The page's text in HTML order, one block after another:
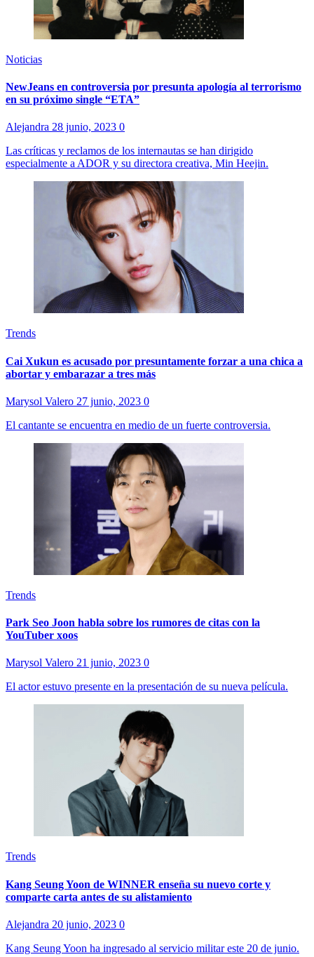
Noticias
NewJeans en controversia por presunta apología al terrorismo
en su próximo single “ETA”
Alejandra 28 junio, 2023 0
Las críticas y reclamos de los internautas se han dirigido
especialmente a ADOR y su directora creativa, Min Heejin.
Trends
Cai Xukun es acusado por presuntamente forzar a una chica a
abortar y embarazar a tres más
Marysol Valero 27 junio, 2023 0
El cantante se encuentra en medio de un fuerte controversia.
Trends
Park Seo Joon habla sobre los rumores de citas con la
YouTuber xoos
Marysol Valero 21 junio, 2023 0
El actor estuvo presente en la presentación de su nueva película.
Trends
Kang Seung Yoon de WINNER enseña su nuevo corte y
comparte carta antes de su alistamiento
Alejandra 20 junio, 2023 0
Kang Seung Yoon ha ingresado al servicio militar este 20 de junio.